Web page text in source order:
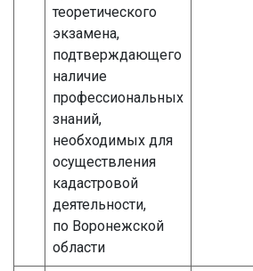
теоретического
экзамена,
подтверждающего
наличие
профессиональных
знаний,
необходимых для
осуществления
кадастровой
деятельности,
по Воронежской
области